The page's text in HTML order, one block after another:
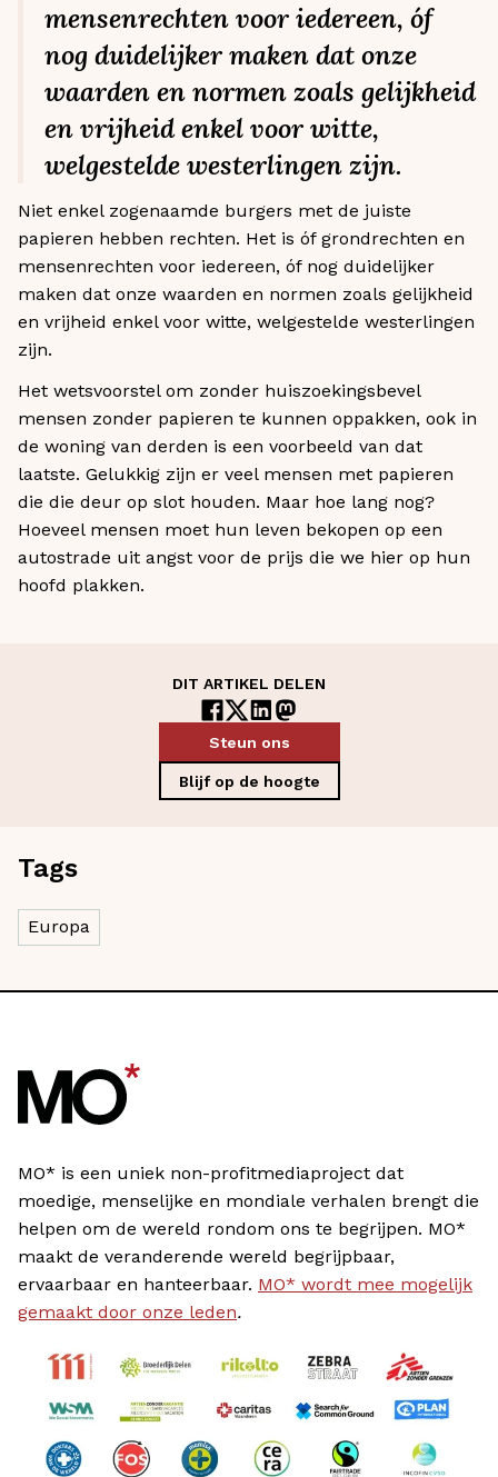
mensenrechten voor iedereen, óf
nog duidelijker maken dat onze
waarden en normen zoals gelijkheid
en vrijheid enkel voor witte,
welgestelde westerlingen zijn.
Niet enkel zogenaamde burgers met de juiste
papieren hebben rechten. Het is óf grondrechten en
mensenrechten voor iedereen, óf nog duidelijker
maken dat onze waarden en normen zoals gelijkheid
en vrijheid enkel voor witte, welgestelde westerlingen
zijn.
Het wetsvoorstel om zonder huiszoekingsbevel
mensen zonder papieren te kunnen oppakken, ook in
de woning van derden is een voorbeeld van dat
laatste. Gelukkig zijn er veel mensen met papieren
die die deur op slot houden. Maar hoe lang nog?
Hoeveel mensen moet hun leven bekopen op een
autostrade uit angst voor de prijs die we hier op hun
hoofd plakken.
DIT ARTIKEL DELEN
Steun ons
Blijf op de hoogte
Tags
Europa
MO* is een uniek non-profitmediaproject dat
moedige, menselijke en mondiale verhalen brengt die
helpen om de wereld rondom ons te begrijpen. MO*
maakt de veranderende wereld begrijpbaar,
ervaarbaar en hanteerbaar. MO* wordt mee mogelijk
gemaakt door onze leden.